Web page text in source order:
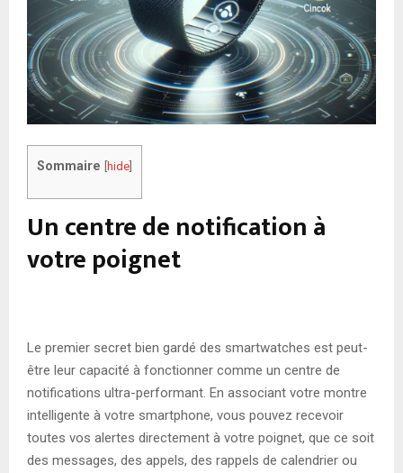
Sommaire [hide]
Un centre de notification à
votre poignet
Le premier secret bien gardé des smartwatches est peut-
être leur capacité à fonctionner comme un centre de
notifications ultra-performant. En associant votre montre
intelligente à votre smartphone, vous pouvez recevoir
toutes vos alertes directement à votre poignet, que ce soit
des messages, des appels, des rappels de calendrier ou